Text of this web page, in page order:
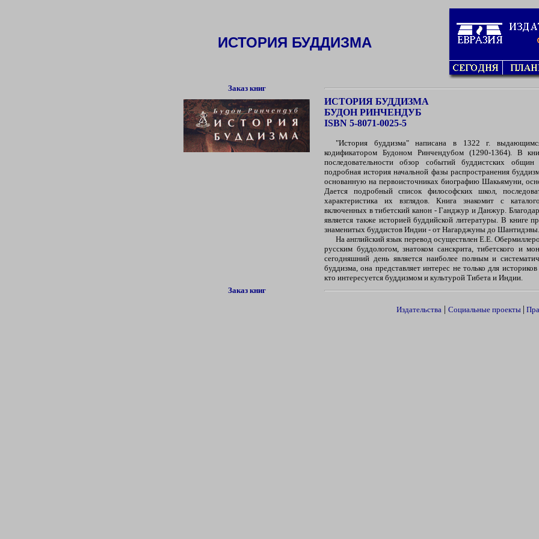
ИСТОРИЯ БУДДИЗМА
Заказ книг
ИСТОРИЯ БУДДИЗМА
БУДОН РИНЧЕНДУБ
ISBN 5-8071-0025-5
"История буддизма" написана в 1322 г.
кодификатором Будоном Ринчендубом (1290-1364). В
последовательности обзор событий буддистских
подробная история начальной фазы распространения
основанную на первоисточниках биографию Шакьямуни,
Дается подробный список философских школ,
характеристика их взглядов. Книга знакомит с
включенных в тибетский канон - Ганджур и Данжур.
является также историей буддийской литературы. В книге
знаменитых буддистов Индии - от Нагарджуны до Шантидэвы.
На английский язык перевод осуществлен Е.Е.
русским буддологом, знатоком санскрита, тибетского и
сегодняшний день является наиболее полным и
буддизма, она представляет интерес не только для
кто интересуется буддизмом и культурой Тибета и Индии.
Заказ книг
Издательства | Социальные проекты |